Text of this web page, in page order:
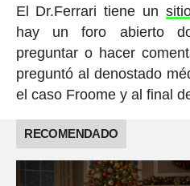
El Dr.Ferrari tiene un
hay un foro abierto
preguntar o hacer
preguntó al denostado
el caso Froome y al final
RECOMENDADO